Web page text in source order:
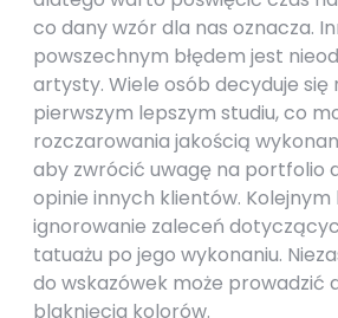
co dany wzór dla nas oznacza.
powszechnym błędem jest
artysty. Wiele osób decyduje się
pierwszym lepszym studiu, co
rozczarowania jakością
aby zwrócić uwagę na portfolio
opinie innych klientów. Kolejnym
ignorowanie zaleceń
tatuażu po jego wykonaniu.
do wskazówek może prowadzić
blaknięcia kolorów.